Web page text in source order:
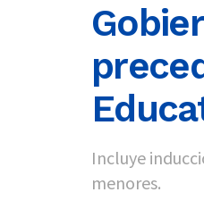
Incluye
menores.